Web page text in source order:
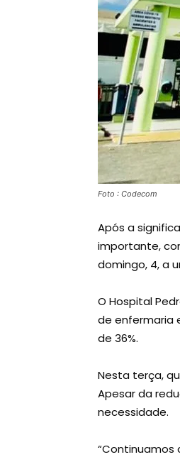
Foto : Codecom
Após a
importante,
domingo, 4, a
O Hospital
de enfermaria
de 36%.
Nesta terça,
Apesar da
necessidade.
“Continuamos